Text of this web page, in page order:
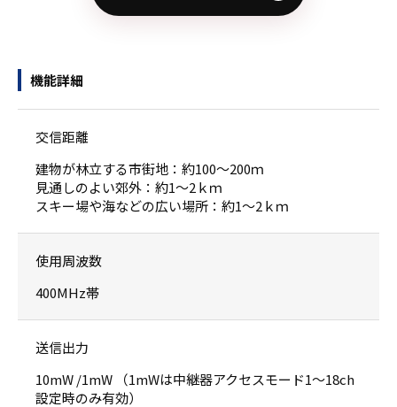
機能詳細
交信距離
建物が林立する市街地：約100〜200ｍ
見通しのよい郊外：約1〜2ｋｍ
スキー場や海などの広い場所：約1〜2ｋｍ
使用周波数
400MHz帯
送信出力
10mW /1mW （1mWは中継器アクセスモード1〜18ch
設定時のみ有効）